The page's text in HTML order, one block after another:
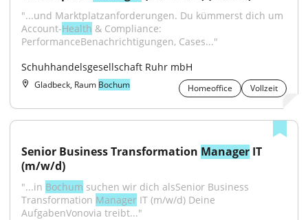
"...und Marktplatzanforderungen. Du kümmerst dich um
Account-Health & Compliance:
PerformanceBenachrichtigungen, Cases..."
Schuhhandelsgesellschaft Ruhr mbH
Gladbeck, Raum Bochum Homeoffice Vollzeit
Senior Business Transformation Manager IT
(m/w/d)
"...in Bochum suchen wir dich alsSenior Business
Transformation Manager IT (m/w/d) Deine
AufgabenVonovia treibt..."